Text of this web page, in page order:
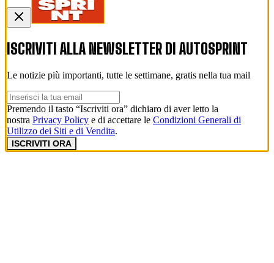
ISCRIVITI ALLA NEWSLETTER DI AUTOSPRINT
Le notizie più importanti, tutte le settimane, gratis nella tua mail
Premendo il tasto “Iscriviti ora” dichiaro di aver letto la
nostra Privacy Policy e di accettare le Condizioni Generali di
Utilizzo dei Siti e di Vendita.
ISCRIVITI ORA